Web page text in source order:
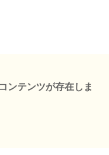
ンテンツが存在しま